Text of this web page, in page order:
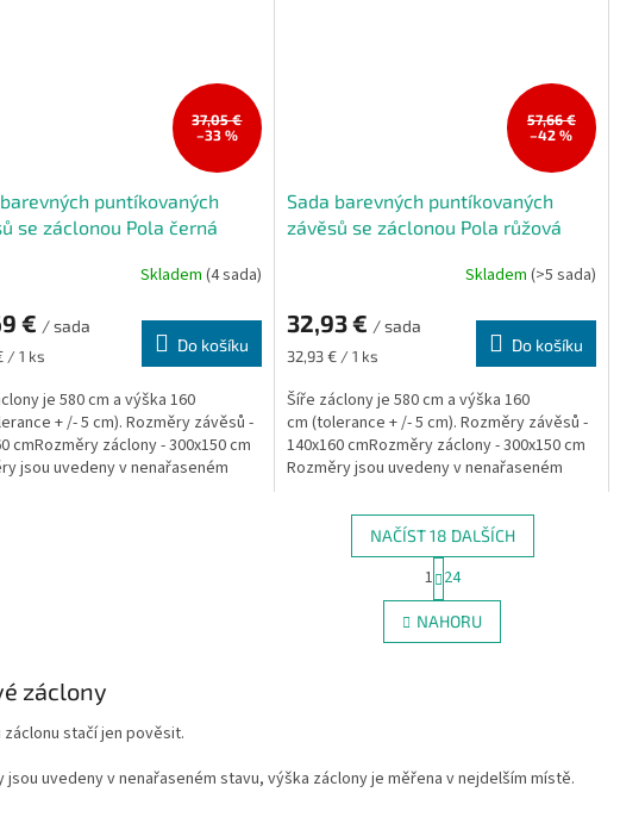
37,05 €
–33 %
puntíkovaných
se záclonou Pola černá
Skladem (4 sada)
€ / sada
/ 1 ks
Do košíku
je 580 cm a výška 160
+ /- 5 cm). Rozměry závěsů -
cmRozměry záclony - 300x150 cm
jsou uvedeny v nenařaseném
57,66 €
–42 %
Sada barevných puntíkovaných
závěsů se záclonou Pola růžová
Skladem (>5 sada)
32,93 € / sada
Měrná
32,93 € / 1 ks
Do košíku
Šíře záclony je 580 cm a výška 160
cm (tolerance + /- 5 cm). Rozměry závěsů -
140x160 cmRozměry záclony - 300x150 cm
Rozměry jsou uvedeny v nenařaseném
O
v
l
r
NAČÍST 18 DALŠÍCH
S
t
r
á
n
1 24
NAHORU
záclony
stačí jen pověsit.
jsou uvedeny v nenařaseném stavu, výška záclony je měřena v nejdelším místě.